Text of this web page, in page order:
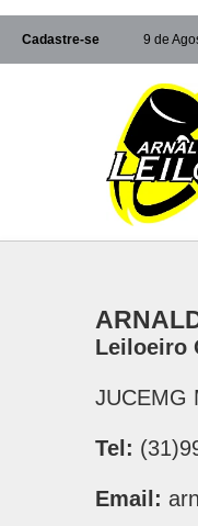
Cadastre-se 9 de
Leiloeiro
JUCEMG
Tel:
Email: